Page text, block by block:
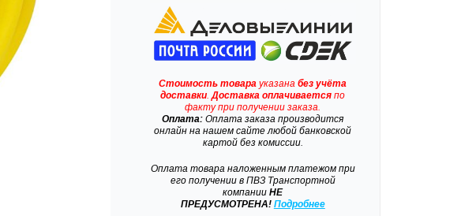
Стоимость товара указанабез учёта
доставки .Доставка оплачивается по
факту при получении заказа.
Оплата: Оплата заказа производится
онлайн на нашем сайте любой банковской
картой без комиссии.
Оплата товара наложенным платежом при
его получении в ПВЗ Транспортной
компании НЕ
ПРЕДУСМОТРЕНА! Подробнее